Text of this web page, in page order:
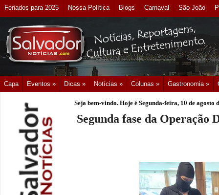
Feriados para 2025 Nossa Política Blogs Carnaval São João
Capa Eventos » Dicas » Notícias » Colunas » Gastronomia »
Seja bem-vindo. Hoje é Segunda-feira, 10 de agosto
Segunda fase da Operação